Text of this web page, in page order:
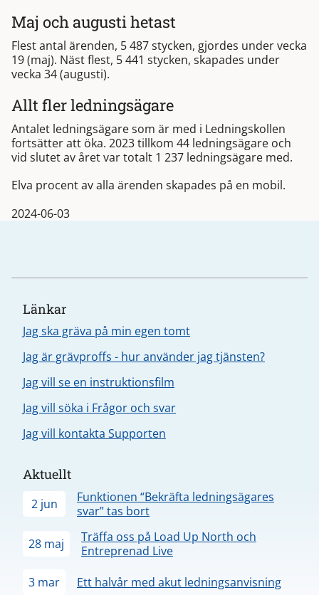
Maj och augusti hetast
Flest antal ärenden, 5 487 stycken, gjordes under vecka
19 (maj). Näst flest, 5 441 stycken, skapades under
vecka 34 (augusti).
Allt fler ledningsägare
Antalet ledningsägare som är med i Ledningskollen
fortsätter att öka. 2023 tillkom 44 ledningsägare och
vid slutet av året var totalt 1 237 ledningsägare med.
Elva procent av alla ärenden skapades på en mobil.
2024-06-03
Länkar
Jag ska gräva på min egen tomt
Jag är grävproffs - hur använder jag tjänsten?
Jag vill se en instruktionsfilm
Jag vill söka i Frågor och svar
Jag vill kontakta Supporten
Aktuellt
2 jun
Funktionen “Bekräfta ledningsägares
svar” tas bort
28 maj
Träffa oss på Load Up North och
Entreprenad Live
3 mar
Ett halvår med akut ledningsanvisning